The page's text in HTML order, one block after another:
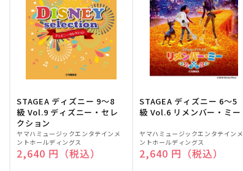
STAGEA ディズニー 9～8
級 Vol.9 ディズニー・セレ
クション
販
売
元:
ヤマハミュージックエンタテインメ
ントホールディングス
通常価格
2,640 円（税込）
STAGEA ディズニー 6～5
級 Vol.6 リメンバー・ミー
販
売
元:
ヤマハミュージックエンタテインメ
ントホールディングス
通常価格
2,640 円（税込）